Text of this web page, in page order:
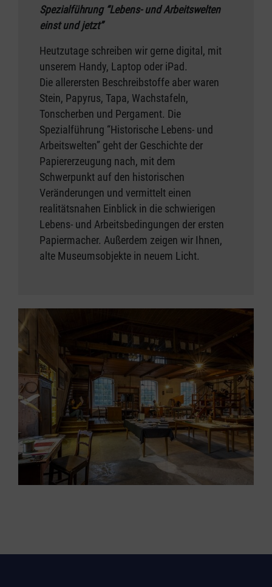
Spezialführung “Lebens- und Arbeitswelten
einst und jetzt”
Heutzutage schreiben wir gerne digital, mit
unserem Handy, Laptop oder iPad.
Die allerersten Beschreibstoffe aber waren
Stein, Papyrus, Tapa, Wachstafeln,
Tonscherben und Pergament. Die
Spezialführung “Historische Lebens- und
Arbeitswelten” geht der Geschichte der
Papiererzeugung nach, mit dem
Schwerpunkt auf den historischen
Veränderungen und vermittelt einen
realitätsnahen Einblick in die schwierigen
Lebens- und Arbeitsbedingungen der ersten
Papiermacher. Außerdem zeigen wir Ihnen,
alte Museumsobjekte in neuem Licht.